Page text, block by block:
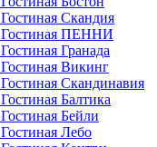
Гостиная Скандия
Гостиная ПЕННИ
Гостиная Гранада
Гостиная Викинг
Гостиная Скандинавия
Гостиная Балтика
Гостиная Бейли
Гостиная Лебо